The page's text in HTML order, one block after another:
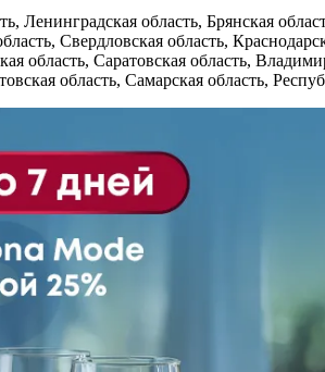
Ленинградская область, Брянская
Свердловская область,
область, Саратовская область,
область, Самарская область,